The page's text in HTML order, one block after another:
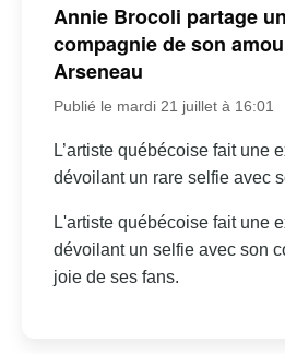
Annie Brocoli partage
compagnie de son
Arseneau
Publié le mardi 21 juillet à 16:01
L’artiste québécoise fait une
dévoilant un rare selfie avec
L'artiste québécoise fait une
dévoilant un selfie avec son
joie de ses fans.